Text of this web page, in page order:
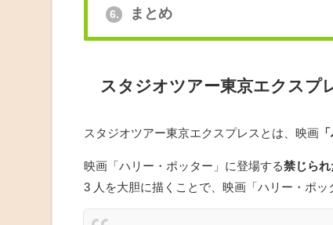
6. まとめ
スタジオツアー東京エクスプ
スタジオツアー東京エクスプレスとは、映画
映画「ハリー・ポッター」に登場する禁じられ
3 人を大胆に描くことで、映画「ハリー・ポ